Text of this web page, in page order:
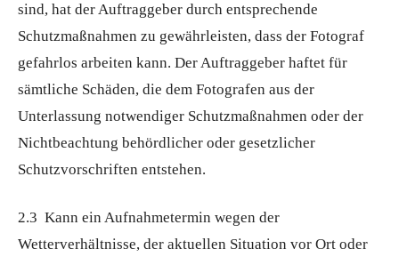
sind, hat der Auftraggeber durch entsprechende
Schutzmaßnahmen zu gewährleisten, dass der Fotograf
gefahrlos arbeiten kann. Der Auftraggeber haftet für
sämtliche Schäden, die dem Fotografen aus der
Unterlassung notwendiger Schutzmaßnahmen oder der
Nichtbeachtung behördlicher oder gesetzlicher
Schutzvorschriften entstehen.
2.3 Kann ein Aufnahmetermin wegen der
Wetterverhältnisse, der aktuellen Situation vor Ort oder